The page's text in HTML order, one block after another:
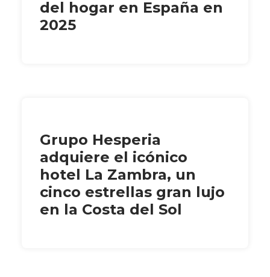
del hogar en España en
2025
Grupo Hesperia
adquiere el icónico
hotel La Zambra, un
cinco estrellas gran lujo
en la Costa del Sol